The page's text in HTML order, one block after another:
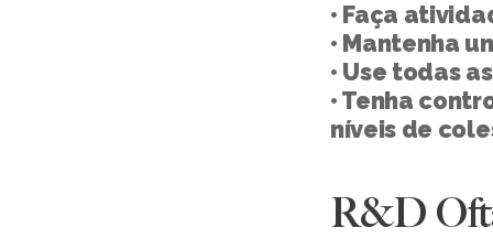
• Faça
• Mantenha
• Use todas
• Tenha
níveis de
R&D